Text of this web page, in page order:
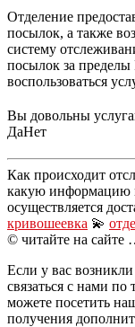
Отделение
посылок, а также
систему
посылок за
воспользоваться
Вы довольны
ДаНет
Как происходит
какую информацию
осуществляется
кривошеевка 💫
© читайте на сайте
Если у вас
связаться с нами
можете посетить
получения